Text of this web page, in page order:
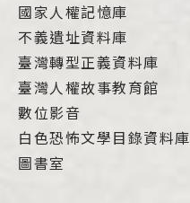
國家人權記憶庫
不義遺址資料庫
臺灣轉型正義資料庫
臺灣人權故事教育館
數位影音
白色恐怖文學目錄資料庫
圖書室